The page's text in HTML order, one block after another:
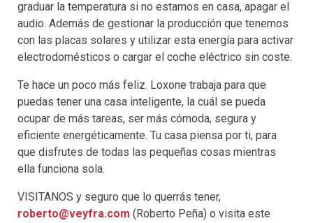
graduar la temperatura si no estamos en casa, apagar el
audio. Además de gestionar la producción que tenemos
con las placas solares y utilizar esta energía para activar
electrodomésticos o cargar el coche eléctrico sin coste.
Te hace un poco más feliz. Loxone trabaja para que
puedas tener una casa inteligente, la cuál se pueda
ocupar de más tareas, ser más cómoda, segura y
eficiente energéticamente. Tu casa piensa por ti, para
que disfrutes de todas las pequeñas cosas mientras
ella funciona sola.
VISITANOS y seguro que lo querrás tener,
roberto@veyfra.com (Roberto Peña) o visita este